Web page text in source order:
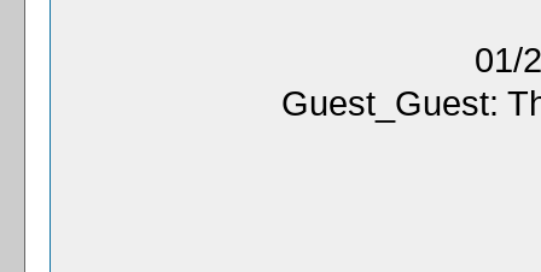
01/
Guest_Guest: